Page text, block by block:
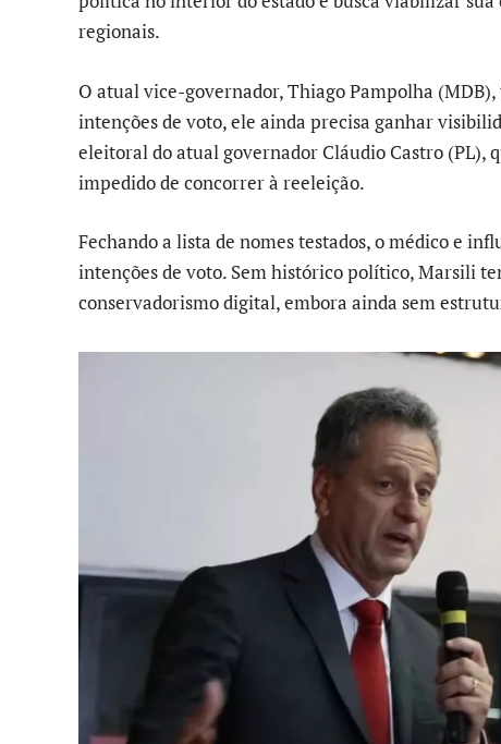
regionais.
O atual vice-governador, Thiago Pampolha
intenções de voto, ele ainda precisa ganhar
eleitoral do atual governador Cláudio Castro (PL),
impedido de concorrer à reeleição.
Fechando a lista de nomes testados, o médico e
intenções de voto. Sem histórico político, Marsili
conservadorismo digital, embora ainda sem